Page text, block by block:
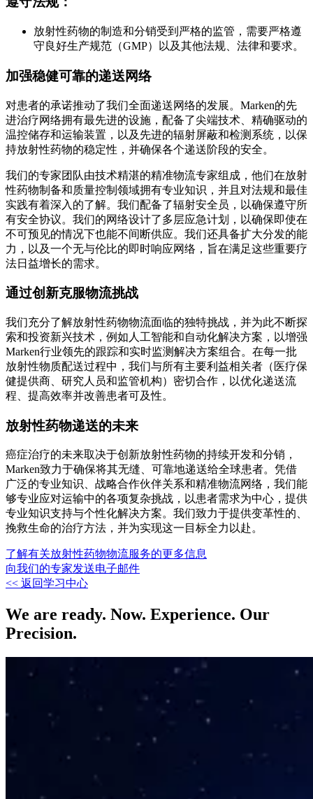
放射性药物的制造和分销受到严格的监管，需要严格遵
守良好生产规范（GMP）以及其他法规、法律和要求。
加强稳健可靠的递送网络
对患者的承诺推动了我们全面递送网络的发展。Marken的先
进治疗网络拥有最先进的设施，配备了尖端技术、精确驱动的
温控储存和运输装置，以及先进的辐射屏蔽和检测系统，以保
持放射性药物的稳定性，并确保各个递送阶段的安全。
我们的专家团队由技术精湛的精准物流专家组成，他们在放射
性药物制备和质量控制领域拥有专业知识，并且对法规和最佳
实践有着深入的了解。我们配备了辐射安全员，以确保遵守所
有安全协议。我们的网络设计了多层应急计划，以确保即使在
不可预见的情况下也能不间断供应。我们还具备扩大分发的能
力，以及一个无与伦比的即时响应网络，旨在满足这些重要疗
法日益增长的需求。
通过创新克服物流挑战
我们充分了解放射性药物物流面临的独特挑战，并为此不断探
索和投资新兴技术，例如人工智能和自动化解决方案，以增强
Marken行业领先的跟踪和实时监测解决方案组合。在每一批
放射性物质配送过程中，我们与所有主要利益相关者（医疗保
健提供商、研究人员和监管机构）密切合作，以优化递送流
程、提高效率并改善患者可及性。
放射性药物递送的未来
癌症治疗的未来取决于创新放射性药物的持续开发和分销，
Marken致力于确保将其无缝、可靠地递送给全球患者。凭借
广泛的专业知识、战略合作伙伴关系和精准物流网络，我们能
够专业应对运输中的各项复杂挑战，以患者需求为中心，提供
专业知识支持与个性化解决方案。我们致力于提供变革性的、
挽救生命的治疗方法，并为实现这一目标全力以赴。
了解有关放射性药物物流服务的更多信息
向我们的专家发送电子邮件
<< 返回学习中心
We are ready. Now. Experience. Our
Precision.